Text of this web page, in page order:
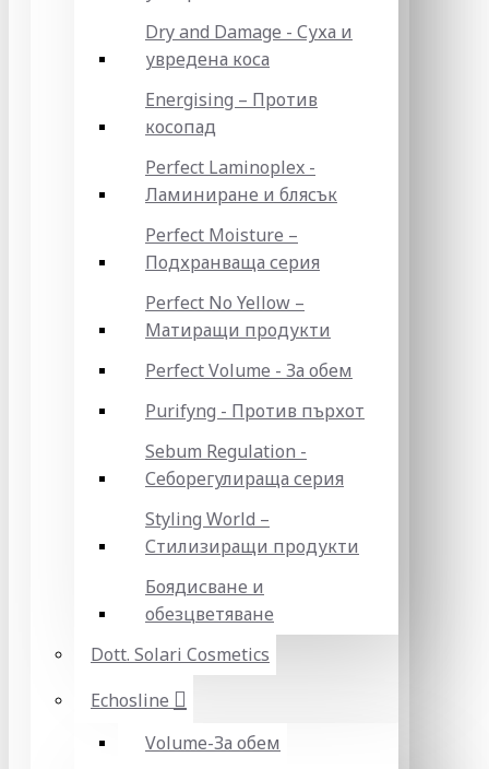
Dry and Damage - Суха и
увредена коса
Energising – Против
косопад
Perfect Laminoplex -
Ламиниране и блясък
Perfect Moisture –
Подхранваща серия
Perfect No Yellow –
Матиращи продукти
Perfect Volume - За обем
Purifyng - Против пърхот
Sebum Regulation -
Себорегулираща серия
Styling World –
Стилизиращи продукти
Боядисване и
обезцветяване
Dott. Solari Cosmetics
Echosline
Volume-За обем